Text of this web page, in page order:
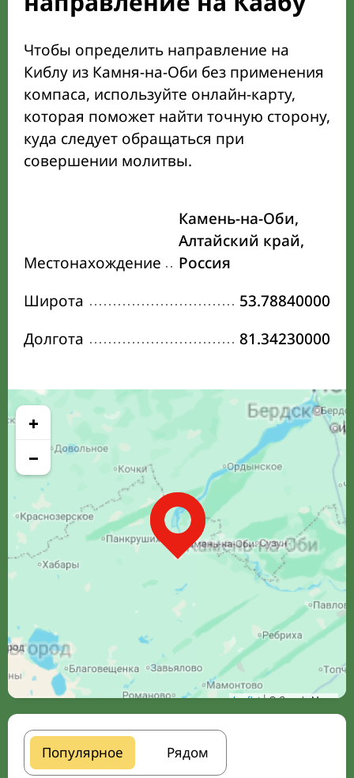
Чтобы определить направление на
Киблу из Камня-на-Оби без применения
компаса, используйте онлайн-карту,
которая поможет найти точную сторону,
куда следует обращаться при
совершении молитвы.
Местонахождение
Камень-на-Оби,
Алтайский край,
Россия
Широта
53.78840000
Долгота
81.34230000
+
−
Leaflet| © Google Maps
Популярное Рядом